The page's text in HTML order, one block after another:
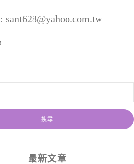
sant628@yahoo.com.tw
最新文章